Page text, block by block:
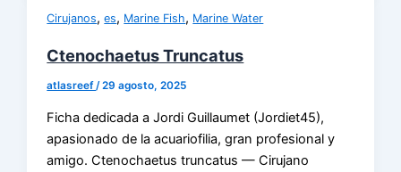
Cirujanos,es, Marine Fish, Marine Water
Ctenochaetus Truncatus
atlasreef/29 agosto, 2025
Ficha dedicada a Jordi Guillaumet (Jordiet45),
apasionado de la acuariofilia, gran profesional y
amigo. Ctenochaetus truncatus — Cirujano